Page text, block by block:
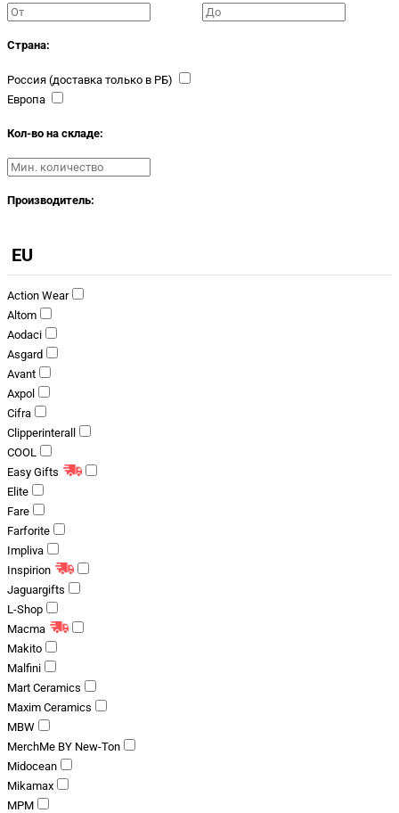
Страна:
Россия (доставка только в РБ)
Европа
Кол-во на складе:
Производитель:
EU
Action Wear
Altom
Aodaci
Asgard
Avant
Axpol
Cifra
Clipperinterall
COOL
Easy Gifts
Elite
Fare
Farforite
Impliva
Inspirion
Jaguargifts
L-Shop
Macma
Makito
Malfini
Mart Ceramics
Maxim Ceramics
MBW
MerchMe BY New-Ton
Midocean
Mikamax
MPM